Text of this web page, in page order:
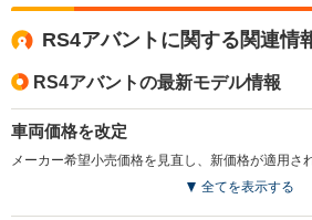
RS4アバントに関する関連情
RS4アバントの最新モデル情報
車両価格を改定
メーカー希望小売価格を見直し、新価格が適用さ
全てを表示する